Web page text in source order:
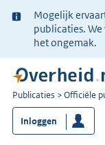
Ter
informatie:
Mogelijk
publicaties.
het ongemak.
U
bent
nu
hier:
Publicaties Officiële
Inloggen